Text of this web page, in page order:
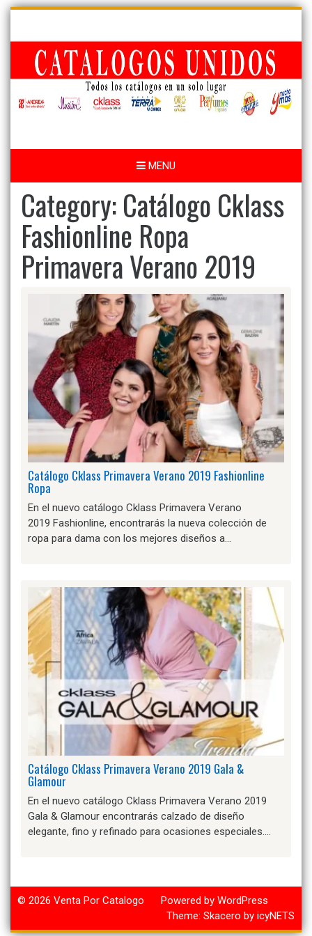
Skip
content
MENU
Category:Catálogo Cklass
Fashionline Ropa
Primavera Verano 2019
Catálogo Cklass Primavera Verano 2019 Fashionline
Ropa
En el nuevo catálogo Cklass Primavera Verano
2019 Fashionline, encontrarás la nueva colección de
ropa para dama con los mejores diseños a…
Catálogo Cklass Primavera Verano 2019 Gala &
Glamour
En el nuevo catálogo Cklass Primavera Verano 2019
Gala & Glamour encontrarás calzado de diseño
elegante, fino y refinado para ocasiones especiales….
© 2026 Venta Por Catalogo
Powered by WordPress
Theme: Skacero by icyNETS